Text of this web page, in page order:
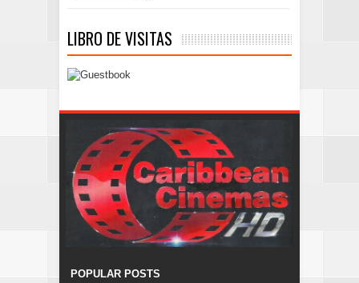
LIBRO DE VISITAS
POPULAR POSTS